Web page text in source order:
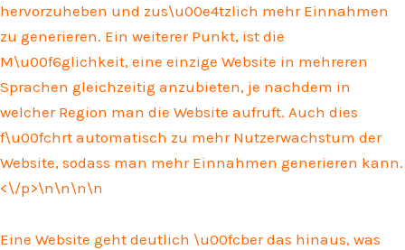
hervorzuheben und zus\u00e4tzlich mehr Einnahmen
zu generieren. Ein weiterer Punkt, ist die
M\u00f6glichkeit, eine einzige Website in mehreren
Sprachen gleichzeitig anzubieten, je nachdem in
welcher Region man die Website aufruft. Auch dies
f\u00fchrt automatisch zu mehr Nutzerwachstum der
Website, sodass man mehr Einnahmen generieren kann.
<\/p>\n\n\n\n
Eine Website geht deutlich \u00fcber das hinaus, was